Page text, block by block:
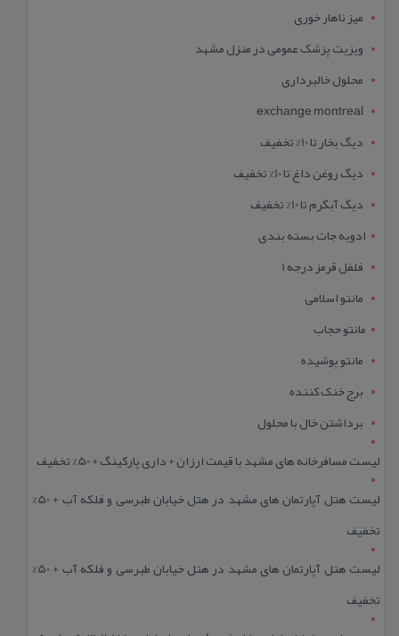
میز ناهار خوری
ویزیت پزشک عمومی در منزل مشهد
محلول خالبرداری
exchange montreal
دیگ بخار تا 10% تخفیف
دیگ روغن داغ تا 10% تخفیف
دیگ آبگرم تا 10% تخفیف
ادویه جات بسته بندی
فلفل قرمز درجه 1
مانتو اسلامی
مانتو حجاب
مانتو پوشیده
برج خنک کننده
برداشتن خال با محلول
لیست مسافرخانه های مشهد با قیمت ارزان + داری پارکینگ + 50% تخفیف
لیست هتل آپارتمان های مشهد در هتل خیابان طبرسی و فلکه آب + 50%
تخفیف
لیست هتل آپارتمان های مشهد در هتل خیابان طبرسی و فلکه آب + 50%
تخفیف